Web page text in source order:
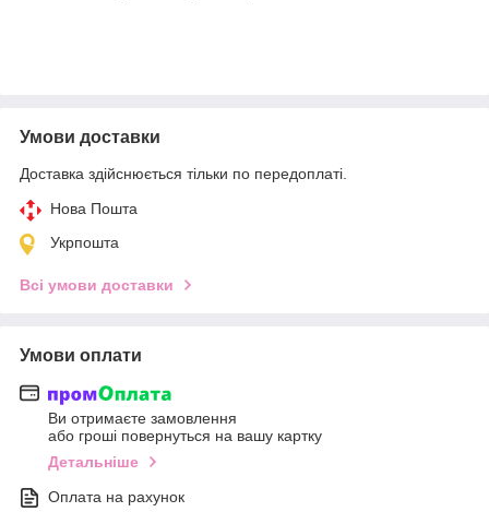
Умови доставки
Доставка здійснюється тільки по передоплаті.
Нова Пошта
Укрпошта
Всі умови доставки
Умови оплати
Ви отримаєте замовлення
або гроші повернуться на вашу картку
Детальніше
Оплата на рахунок